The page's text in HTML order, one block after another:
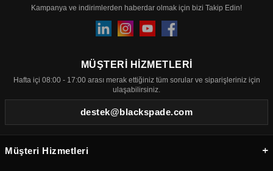
Kampanya ve indirimlerden haberdar olmak için bizi Takip Edin!
MÜŞTERİ HİZMETLERİ
Hafta içi 08:00 - 17:00 arası merak ettiğiniz tüm sorular ve siparişleriniz için
ulaşabilirsiniz.
destek@blackspade.com
Müşteri Hizmetleri